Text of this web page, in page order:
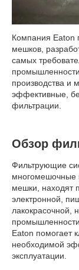
Компания Eaton
мешков,
самых
производства и
эффективные,
фильтрации.
Обзор
Фильтрующие
многомешочные
мешки, находят
электронной,
лакокрасочной,
Eaton помогает
необходимой
эксплуатации.